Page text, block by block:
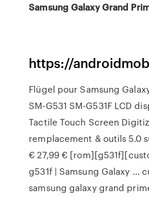
Samsung Galaxy Grand
https://
Flügel pour Samsung
SM-G531 SM-G531F LCD
Tactile Touch Screen
remplacement & outils 5.0
€ 27,99 €
g531f | Samsung Galaxy ...
samsung galaxy grand